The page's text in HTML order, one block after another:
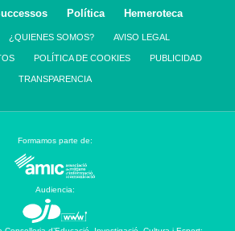
Política Hemeroteca
¿QUIENES SOMOS? AVISO LEGAL
POLÍTICA DE COOKIES PUBLICIDAD
TRANSPARENCIA
Formamos parte de:
Audiencia: